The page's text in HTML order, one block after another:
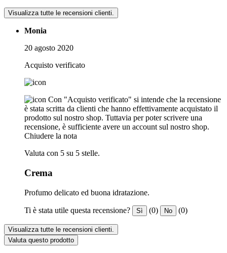
Visualizza tutte le recensioni clienti.
Monia
20 agosto 2020
Acquisto verificato
Con "Acquisto verificato" si intende che la recensione
è stata scritta da clienti che hanno effettivamente acquistato il
prodotto sul nostro shop. Tuttavia per poter scrivere una
recensione, è sufficiente avere un account sul nostro shop.
Chiudere la nota
Valuta con 5 su 5 stelle.
Crema
Profumo delicato ed buona idratazione.
Ti è stata utile questa recensione? Sì (0) No (0)
Visualizza tutte le recensioni clienti.
Valuta questo prodotto